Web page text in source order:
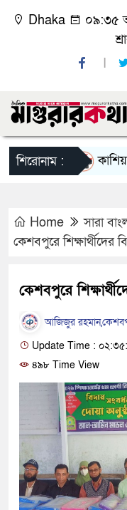
Dhaka
০৯:৩৫
শিরোনাম :
Home
সারা
কেশবপুরে শিক্ষার্থীদের
কেশবপুরে
আজিজুর
Update Time :
৪৯৮ Time View